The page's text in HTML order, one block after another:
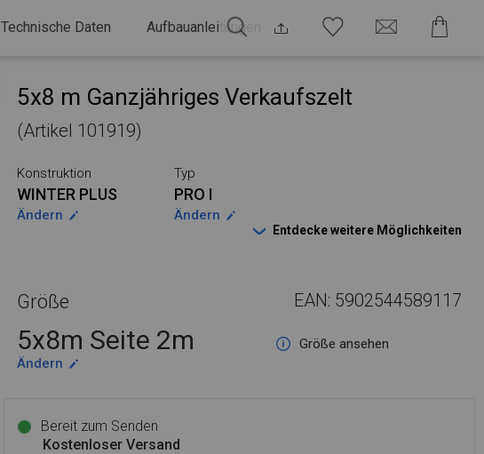
Technische Daten Aufbauanleitungen
5x8 m Ganzjähriges Verkaufszelt
(Artikel 101919)
Konstruktion
WINTER PLUS
Ändern
Typ
PRO I
Ändern
Entdecke weitere Möglichkeiten
Größe EAN: 5902544589117
5x8m Seite 2m
Größe ansehen
Ändern
Bereit zum Senden
Kostenloser Versand